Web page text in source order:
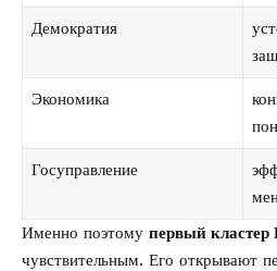
Демократия
Экономика
Госуправление
Именно поэтому первый кластер
чувствительным. Его открывают